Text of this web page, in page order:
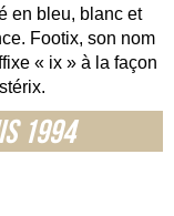
en bleu, blanc et
Footix, son nom
« ix » à la façon
1994